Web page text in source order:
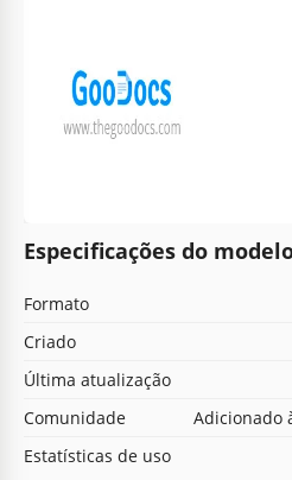
Especificações do
Formato
Criado
Última atualização
Comunidade
Adicionado
Estatísticas de uso